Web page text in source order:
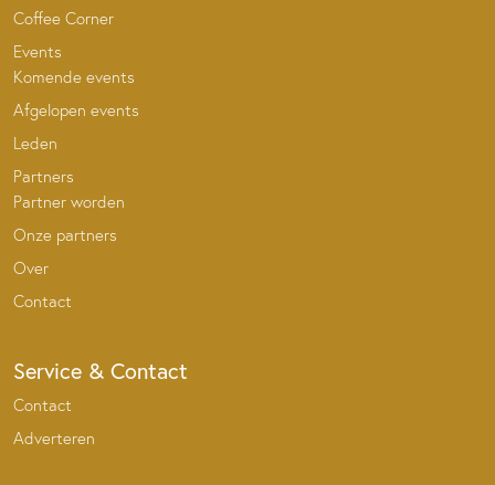
Coffee Corner
Events
Komende events
Afgelopen events
Leden
Partners
Partner worden
Onze partners
Over
Contact
Service & Contact
Contact
Adverteren